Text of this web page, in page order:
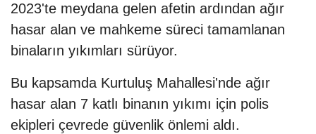
2023'te meydana gelen afetin ardından ağır
hasar alan ve mahkeme süreci tamamlanan
binaların yıkımları sürüyor.
Bu kapsamda Kurtuluş Mahallesi'nde ağır
hasar alan 7 katlı binanın yıkımı için polis
ekipleri çevrede güvenlik önlemi aldı.